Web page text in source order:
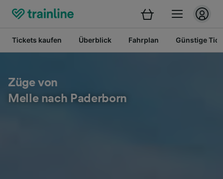
Tickets kaufen Überblick Fahrplan Günstige
Züge von
Melle nach Paderborn